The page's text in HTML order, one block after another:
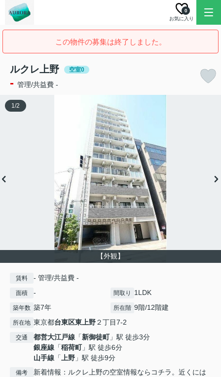
お気に入り
0
この物件の募集は終了しました。
ルクレ上野 空室0
- 管理/共益費 -
【外観】
1/2
賃料 - 管理/共益費 -
面積 - 間取り 1LDK
築年数 築7年 所在階 9階/12階建
所在地 東京都台東区東上野２丁目7-2
交通 都営大江戸線 「新御徒町」駅 徒歩3分
銀座線 「稲荷町」駅 徒歩6分
山手線 「上野 」駅 徒歩9分
備考
新着情報：ルクレ上野の空室情報ならコチラ。近くには